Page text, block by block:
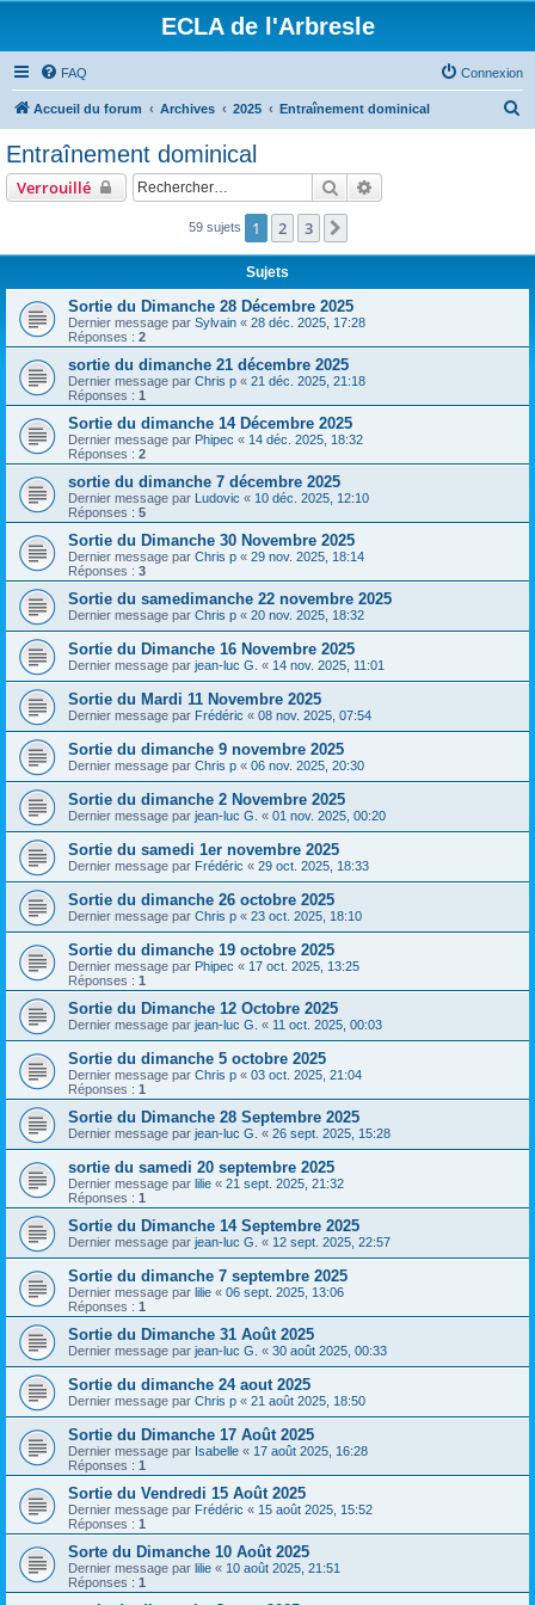
ECLA de l'Arbresle
FAQ Connexion
Accueil du forum Archives 2025 Entraînement dominical
Entraînement dominical
Verrouillé Rechercher
59 sujets 1 2 3
Sujets
Sortie du Dimanche 28 Décembre 2025
Dernier message par Sylvain « 28 déc. 2025, 17:28
Réponses : 2
sortie du dimanche 21 décembre 2025
Dernier message par Chris p « 21 déc. 2025, 21:18
Réponses : 1
Sortie du dimanche 14 Décembre 2025
Dernier message par Phipec « 14 déc. 2025, 18:32
Réponses : 2
sortie du dimanche 7 décembre 2025
Dernier message par Ludovic « 10 déc. 2025, 12:10
Réponses : 5
Sortie du Dimanche 30 Novembre 2025
Dernier message par Chris p « 29 nov. 2025, 18:14
Réponses : 3
Sortie du samedimanche 22 novembre 2025
Dernier message par Chris p « 20 nov. 2025, 18:32
Sortie du Dimanche 16 Novembre 2025
Dernier message par jean-luc G. « 14 nov. 2025, 11:01
Sortie du Mardi 11 Novembre 2025
Dernier message par Frédéric « 08 nov. 2025, 07:54
Sortie du dimanche 9 novembre 2025
Dernier message par Chris p « 06 nov. 2025, 20:30
Sortie du dimanche 2 Novembre 2025
Dernier message par jean-luc G. « 01 nov. 2025, 00:20
Sortie du samedi 1er novembre 2025
Dernier message par Frédéric « 29 oct. 2025, 18:33
Sortie du dimanche 26 octobre 2025
Dernier message par Chris p « 23 oct. 2025, 18:10
Sortie du dimanche 19 octobre 2025
Dernier message par Phipec « 17 oct. 2025, 13:25
Réponses : 1
Sortie du Dimanche 12 Octobre 2025
Dernier message par jean-luc G. « 11 oct. 2025, 00:03
Sortie du dimanche 5 octobre 2025
Dernier message par Chris p « 03 oct. 2025, 21:04
Réponses : 1
Sortie du Dimanche 28 Septembre 2025
Dernier message par jean-luc G. « 26 sept. 2025, 15:28
sortie du samedi 20 septembre 2025
Dernier message par lilie « 21 sept. 2025, 21:32
Réponses : 1
Sortie du Dimanche 14 Septembre 2025
Dernier message par jean-luc G. « 12 sept. 2025, 22:57
Sortie du dimanche 7 septembre 2025
Dernier message par lilie « 06 sept. 2025, 13:06
Réponses : 1
Sortie du Dimanche 31 Août 2025
Dernier message par jean-luc G. « 30 août 2025, 00:33
Sortie du dimanche 24 aout 2025
Dernier message par Chris p « 21 août 2025, 18:50
Sortie du Dimanche 17 Août 2025
Dernier message par Isabelle « 17 août 2025, 16:28
Réponses : 1
Sortie du Vendredi 15 Août 2025
Dernier message par Frédéric « 15 août 2025, 15:52
Réponses : 1
Sorte du Dimanche 10 Août 2025
Dernier message par lilie « 10 août 2025, 21:51
Réponses : 1